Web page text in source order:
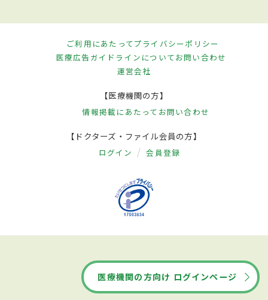
ご利用にあたってプライバシーポリシー
医療広告ガイドラインについてお問い合わせ
運営会社
【医療機関の方】
情報掲載にあたって お問い合わせ
【ドクターズ・ファイル会員の方】
ログイン 会員登録
医療機関の方向け ログインページ